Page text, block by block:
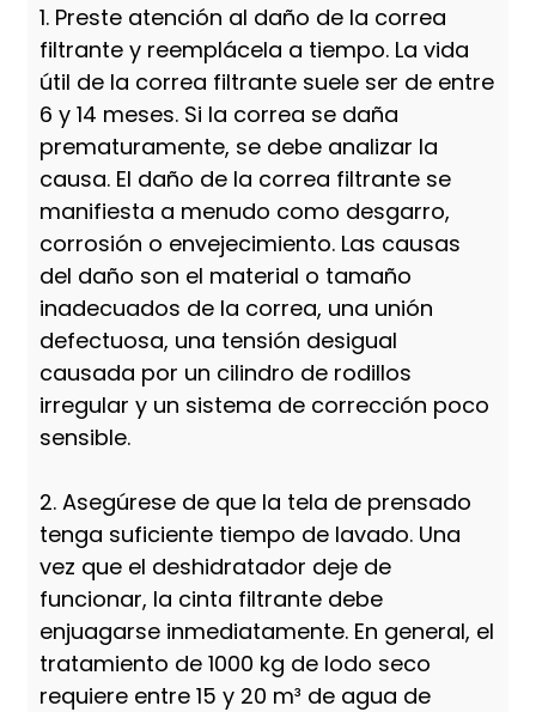
1. Preste atención al daño de la correa
filtrante y reemplácela a tiempo. La vida
útil de la correa filtrante suele ser de entre
6 y 14 meses. Si la correa se daña
prematuramente, se debe analizar la
causa. El daño de la correa filtrante se
manifiesta a menudo como desgarro,
corrosión o envejecimiento. Las causas
del daño son el material o tamaño
inadecuados de la correa, una unión
defectuosa, una tensión desigual
causada por un cilindro de rodillos
irregular y un sistema de corrección poco
sensible.
2. Asegúrese de que la tela de prensado
tenga suficiente tiempo de lavado. Una
vez que el deshidratador deje de
funcionar, la cinta filtrante debe
enjuagarse inmediatamente. En general, el
tratamiento de 1000 kg de lodo seco
requiere entre 15 y 20 m³ de agua de